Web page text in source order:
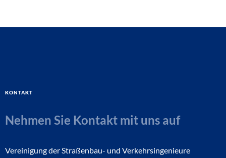
Kontakt
Nehmen Sie Kontakt mit uns auf
Vereinigung der Straßenbau- und Verkehrsingenieure